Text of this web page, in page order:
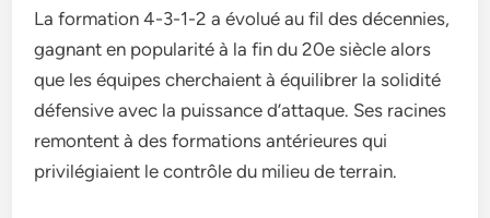
La formation 4-3-1-2 a évolué au fil des décennies,
gagnant en popularité à la fin du 20e siècle alors
que les équipes cherchaient à équilibrer la solidité
défensive avec la puissance d’attaque. Ses racines
remontent à des formations antérieures qui
privilégiaient le contrôle du milieu de terrain.